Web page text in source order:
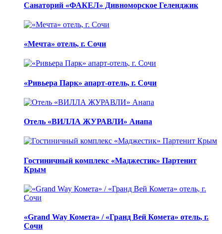
Санаторий «ФАКЕЛ» Дивноморское Геленджик
«Мечта» отель, г. Сочи
«Ривьера Парк» апарт-отель, г. Сочи
Отель «ВИЛЛА ЖУРАВЛИ» Анапа
Гостиничный комплекс «Маджестик» Партенит
Крым
«Grand Way Комета» / «Гранд Вей Комета» отель, г.
Сочи